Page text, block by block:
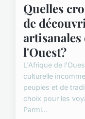
Quelles
de
l'Ouest?
L'Afrique de
culturelle
peuples et de
choix pour les
Parmi...